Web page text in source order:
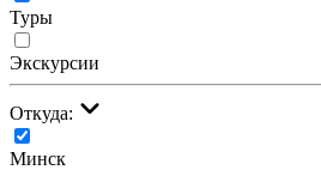
Туры
Экскурсии
Откуда:
Минск